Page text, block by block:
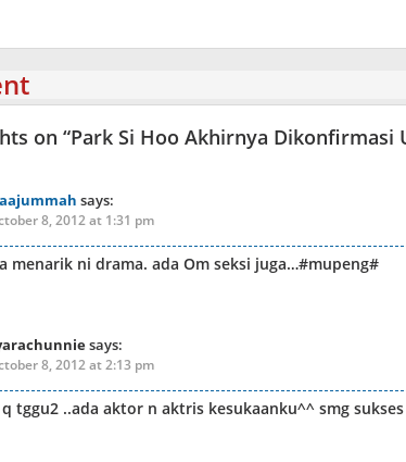
on “Park Si Hoo Akhirnya Dikonfirmasi
says:
8, 2012 at 1:31 pm
menarik ni drama. ada Om seksi juga…#mupeng#
says:
8, 2012 at 2:13 pm
tggu2 ..ada aktor n aktris kesukaanku^^ smg